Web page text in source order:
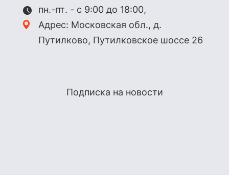
пн.-пт. - с 9:00 до 18:00,
Адрес: Московская обл., д.
Путилково, Путилковское шоссе 26
Подписка на новости